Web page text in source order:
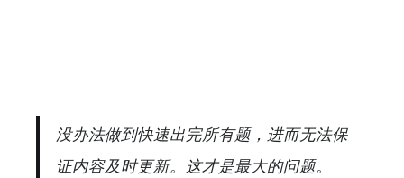
没办法做到快速出完所有题，进而无法保
证内容及时更新。这才是最大的问题。